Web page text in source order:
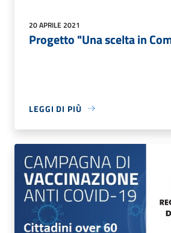
20 APRILE 2021
Progetto "Una scelta in
LEGGI DI PIÙ